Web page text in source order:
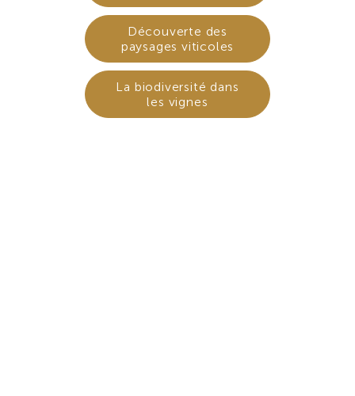
Découverte des
paysages viticoles
La biodiversité dans
les vignes